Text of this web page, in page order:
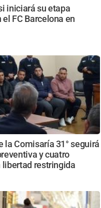
iniciará su etapa
FC Barcelona en
la Comisaría 31° seguirá
y cuatro
libertad restringida